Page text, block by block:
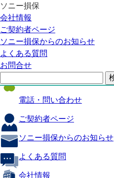
ソニー損保
会社情報
ご契約者ページ
ソニー損保からのお知らせ
よくある質問
お問合せ
自動車保険
医療保険
火災保険
海外旅行保険
電話・問い合わせ
ご契約者ページ
ソニー損保からのお知らせ
よくある質問
会社情報